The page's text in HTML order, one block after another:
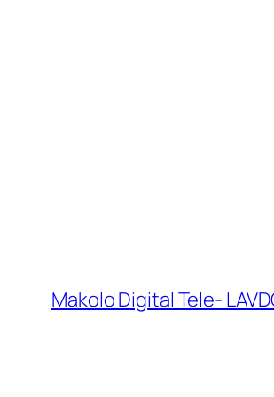
Makolo Digital Tele-